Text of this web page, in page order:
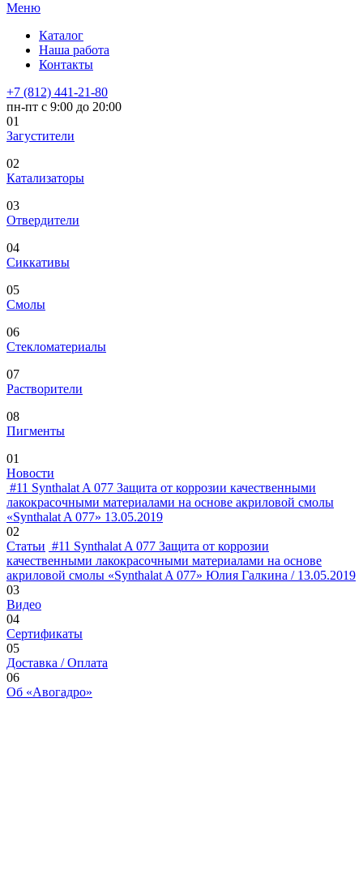
Меню
Каталог
Наша работа
Контакты
+7 (812) 441-21-80
пн-пт с 9:00 до 20:00
01
Загустители
02
Катализаторы
03
Отвердители
04
Сиккативы
05
Смолы
06
Стекломатериалы
07
Растворители
08
Пигменты
01
Новости
#11 Synthalat A 077 Защита от коррозии качественными
лакокрасочными материалами на основе акриловой смолы
«Synthalat A 077» 13.05.2019
02
Статьи #11 Synthalat A 077 Защита от коррозии
качественными лакокрасочными материалами на основе
акриловой смолы «Synthalat A 077» Юлия Галкина / 13.05.2019
03
Видео
04
Сертификаты
05
Доставка / Оплата
06
Об «Авогадро»